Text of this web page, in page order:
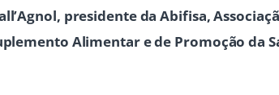
presidente da Abifisa,
Alimentar e de Promoção da